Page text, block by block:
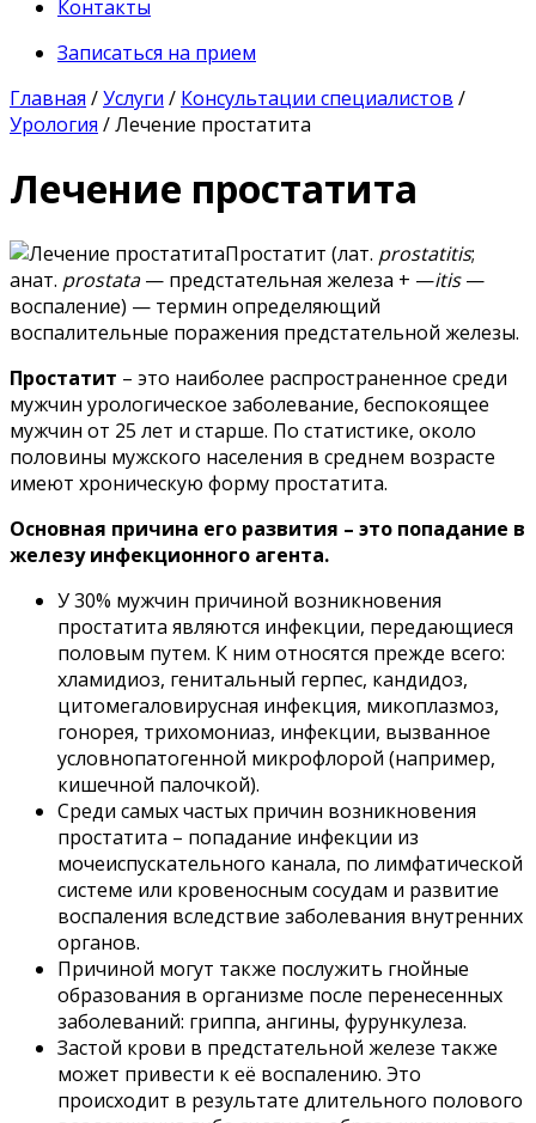
Контакты
Записаться на прием
Главная /Услуги / Консультации специалистов /
Урология /Лечение простатита
Лечение простатита
Простатит (лат. prostatitis;
анат. prostata— предстательная железа + —itis—
воспаление) — термин определяющий
воспалительные поражения предстательной железы.
Простатит – это наиболее распространенное среди
мужчин урологическое заболевание, беспокоящее
мужчин от 25 лет и старше. По статистике, около
половины мужского населения в среднем возрасте
имеют хроническую форму простатита.
Основная причина его развития – это попадание в
железу инфекционного агента.
У 30% мужчин причиной возникновения
простатита являются инфекции, передающиеся
половым путем. К ним относятся прежде всего:
хламидиоз, генитальный герпес, кандидоз,
цитомегаловирусная инфекция, микоплазмоз,
гонорея, трихомониаз, инфекции, вызванное
условнопатогенной микрофлорой (например,
кишечной палочкой).
Среди самых частых причин возникновения
простатита – попадание инфекции из
мочеиспускательного канала, по лимфатической
системе или кровеносным сосудам и развитие
воспаления вследствие заболевания внутренних
органов.
Причиной могут также послужить гнойные
образования в организме после перенесенных
заболеваний: гриппа, ангины, фурункулеза.
Застой крови в предстательной железе также
может привести к её воспалению. Это
происходит в результате длительного полового